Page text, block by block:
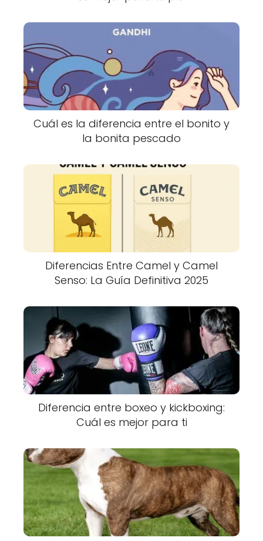
Cuál es la diferencia entre el bonito y
la bonita pescado
Diferencias Entre Camel y Camel
Senso: La Guía Definitiva 2025
Diferencia entre boxeo y kickboxing:
Cuál es mejor para ti